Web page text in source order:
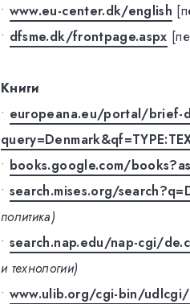
• www.eu-center.dk/english
• dfsme.dk/frontpage.aspx
Книги
• europeana.eu/portal/brief-
• books.google.com/
• search.mises.org/
политика)
• search.nap.edu/nap-cgi/
и технологии)
• www.ulib.org/cgi-bin/udlcgi/